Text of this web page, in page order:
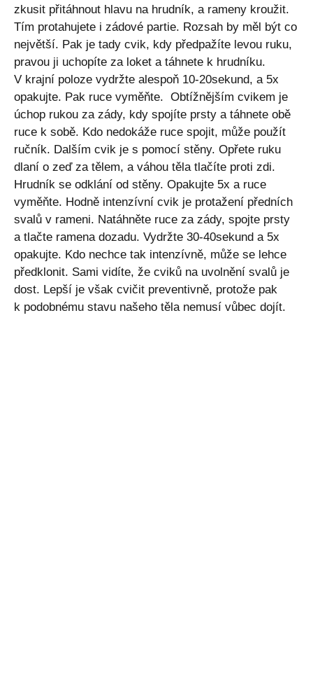
zkusit přitáhnout hlavu na hrudník, a rameny kroužit.
Tím protahujete i zádové partie. Rozsah by měl být co
největší. Pak je tady cvik, kdy předpažíte levou ruku,
pravou ji uchopíte za loket a táhnete k hrudníku.
V krajní poloze vydržte alespoň 10-20sekund, a 5x
opakujte. Pak ruce vyměňte. Obtížnějším cvikem je
úchop rukou za zády, kdy spojíte prsty a táhnete obě
ruce k sobě. Kdo nedokáže ruce spojit, může použít
ručník. Dalším cvik je s pomocí stěny. Opřete ruku
dlaní o zeď za tělem, a váhou těla tlačíte proti zdi.
Hrudník se odklání od stěny. Opakujte 5x a ruce
vyměňte. Hodně intenzívní cvik je protažení předních
svalů v rameni. Natáhněte ruce za zády, spojte prsty
a tlačte ramena dozadu. Vydržte 30-40sekund a 5x
opakujte. Kdo nechce tak intenzívně, může se lehce
předklonit. Sami vidíte, že cviků na uvolnění svalů je
dost. Lepší je však cvičit preventivně, protože pak
k podobnému stavu našeho těla nemusí vůbec dojít.